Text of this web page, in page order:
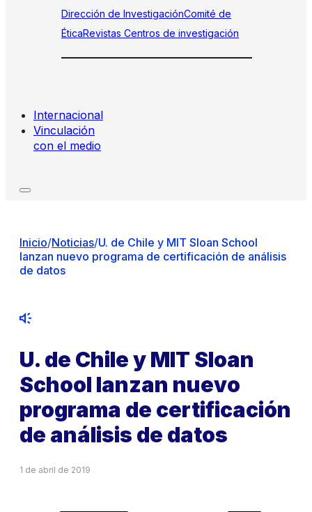
Dirección de InvestigaciónComité de
ÉticaRevistas Centros de investigación
Internacional
Vinculación
con el medio
Inicio/Noticias/U. de Chile y MIT Sloan School
lanzan nuevo programa de certificación de análisis
de datos
U. de Chile y MIT Sloan
School lanzan nuevo
programa de certificación
de análisis de datos
1 de abril de 2019